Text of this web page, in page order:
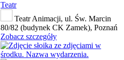
Teatr
Teatr Animacji, ul. Św. Marcin
80/82 (budynek CK Zamek), Poznań
Zobacz szczegóły